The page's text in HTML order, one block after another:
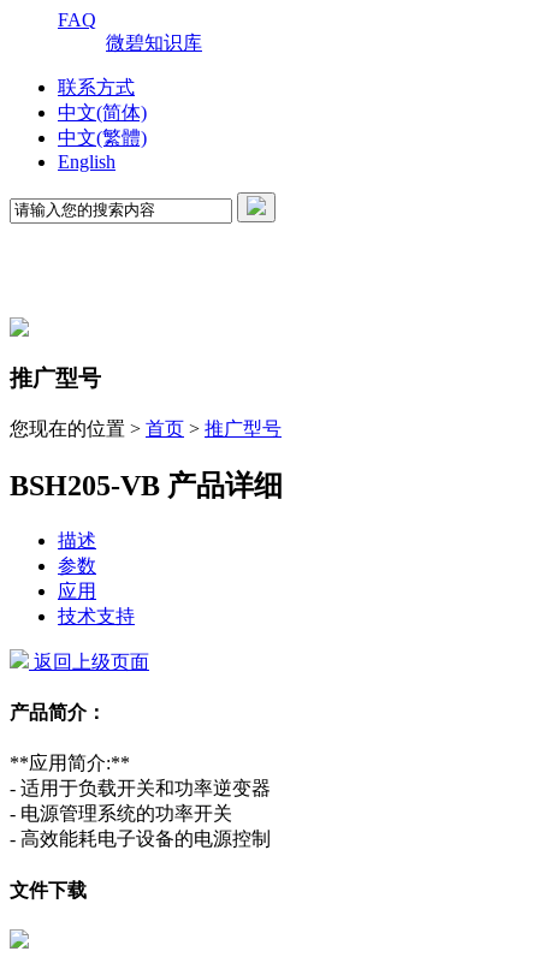
FAQ
微碧知识库
联系方式
中文(简体)
中文(繁體)
English
推广型号
您现在的位置 > 首页 > 推广型号
BSH205-VB 产品详细
描述
参数
应用
技术支持
返回上级页面
产品简介：
**应用简介:**
- 适用于负载开关和功率逆变器
- 电源管理系统的功率开关
- 高效能耗电子设备的电源控制
文件下载